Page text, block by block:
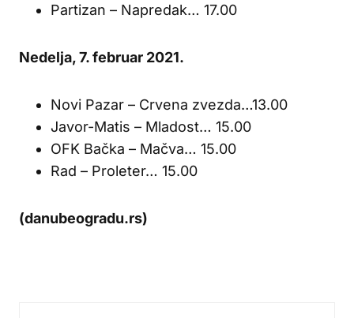
Partizan – Napredak… 17.00
Nedelja, 7. februar 2021.
Novi Pazar – Crvena zvezda…13.00
Javor-Matis – Mladost… 15.00
OFK Bačka – Mačva… 15.00
Rad – Proleter… 15.00
(danubeogradu.rs)